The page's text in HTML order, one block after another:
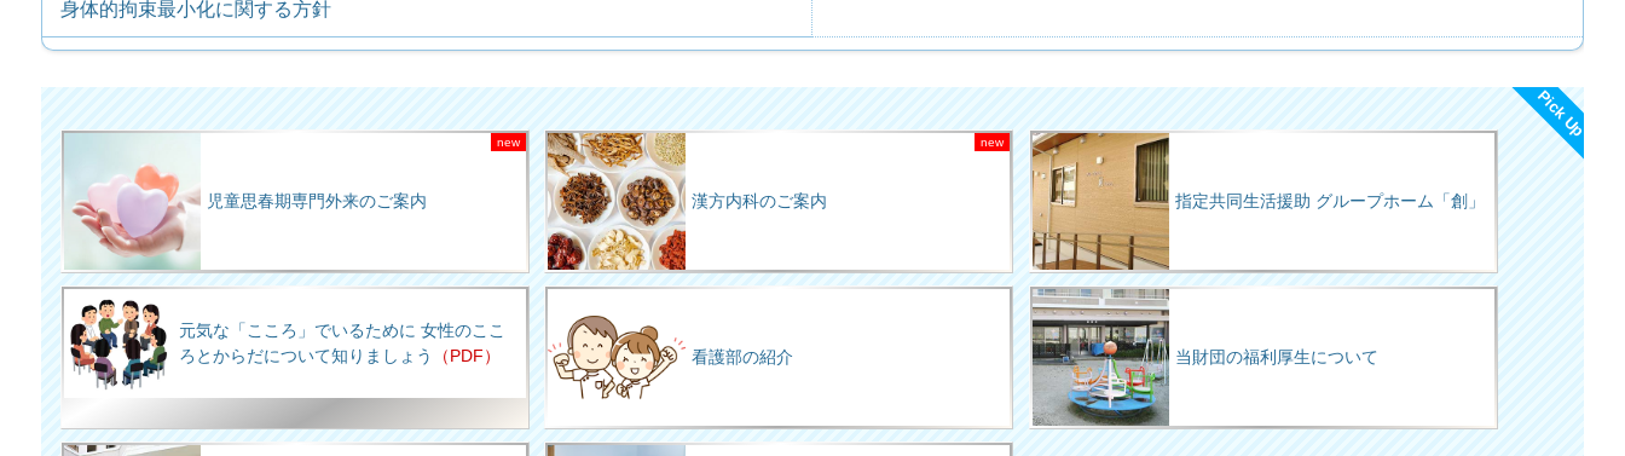
身体的拘束最小化に関する方針
Pick Up
児童思春期専門外来のご案内 漢方内科のご案内 指定共同生活援助 グループホーム「創」
元気な「こころ」でいるために 女性のここ
ろとからだについて知りましょう
（PDF） 看護部の紹介 当財団の福利厚生について